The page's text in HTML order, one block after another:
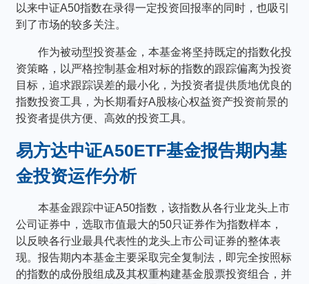
以来中证A50指数在录得一定投资回报率的同时，也吸引
到了市场的较多关注。
作为被动型投资基金，本基金将坚持既定的指数化投
资策略，以严格控制基金相对标的指数的跟踪偏离为投资
目标，追求跟踪误差的最小化，为投资者提供质地优良的
指数投资工具，为长期看好A股核心权益资产投资前景的
投资者提供方便、高效的投资工具。
易方达中证A50ETF基金报告期内基
金投资运作分析
本基金跟踪中证A50指数，该指数从各行业龙头上市
公司证券中，选取市值最大的50只证券作为指数样本，
以反映各行业最具代表性的龙头上市公司证券的整体表
现。报告期内本基金主要采取完全复制法，即完全按照标
的指数的成份股组成及其权重构建基金股票投资组合，并